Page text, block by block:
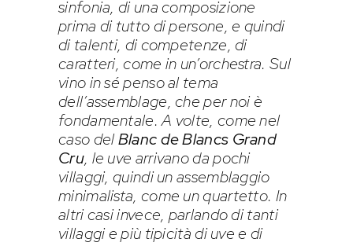
sinfonia, di una composizione
prima di tutto di persone, e quindi
di talenti, di competenze, di
caratteri, come in un’orchestra. Sul
vino in sé penso al tema
dell’assemblage, che per noi è
fondamentale. A volte, come nel
caso delBlanc de Blancs Grand
Cru, le uve arrivano da pochi
villaggi, quindi un assemblaggio
minimalista, come un quartetto. In
altri casi invece, parlando di tanti
villaggi e più tipicità di uve e di